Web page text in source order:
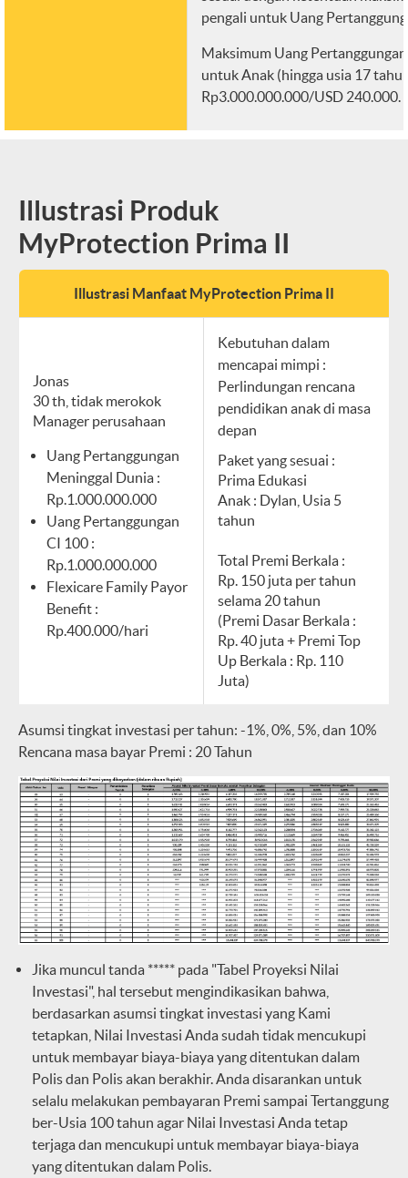
pengali untuk Uang
Maksimum Uang Pertanggungan
untuk Anak (hingga usia 17
Rp3.000.000.000/USD 240.000.
Illustrasi Produk
MyProtection Prima II
Illustrasi Manfaat MyProtection Prima II
Jonas
30 th, tidak merokok
Manager perusahaan
Uang Pertanggungan
Meninggal Dunia :
Rp.1.000.000.000
Uang Pertanggungan
CI 100 :
Rp.1.000.000.000
Flexicare Family Payor
Benefit :
Rp.400.000/hari
Kebutuhan dalam
mencapai mimpi :
Perlindungan rencana
pendidikan anak di masa
depan
Paket yang sesuai :
Prima Edukasi
Anak : Dylan, Usia 5
tahun
Total Premi Berkala :
Rp. 150 juta per tahun
selama 20 tahun
(Premi Dasar Berkala :
Rp. 40 juta + Premi Top
Up Berkala : Rp. 110
Juta)
Asumsi tingkat investasi per tahun: -1%, 0%, 5%, dan 10%
Rencana masa bayar Premi : 20 Tahun
Jika muncul tanda ***** pada "Tabel Proyeksi Nilai
Investasi", hal tersebut mengindikasikan bahwa,
berdasarkan asumsi tingkat investasi yang Kami
tetapkan, Nilai Investasi Anda sudah tidak mencukupi
untuk membayar biaya-biaya yang ditentukan dalam
Polis dan Polis akan berakhir. Anda disarankan untuk
selalu melakukan pembayaran Premi sampai Tertanggung
ber-Usia 100 tahun agar Nilai Investasi Anda tetap
terjaga dan mencukupi untuk membayar biaya-biaya
yang ditentukan dalam Polis.